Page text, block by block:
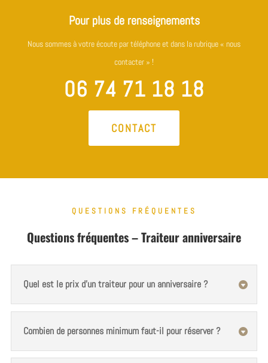
Pour plus de renseignements
Nous sommes à votre écoute par téléphone et dans la rubrique « nous
contacter » !
06 74 71 18 18
CONTACT
QUESTIONS FRÉQUENTES
Questions fréquentes – Traiteur anniversaire
Quel est le prix d'un traiteur pour un anniversaire ?
Combien de personnes minimum faut-il pour réserver ?